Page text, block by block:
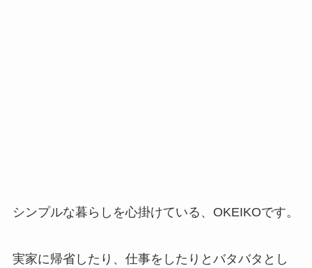
シンプルな暮らしを心掛けている、OKEIKOです。
実家に帰省したり、仕事をしたりとバタバタとし